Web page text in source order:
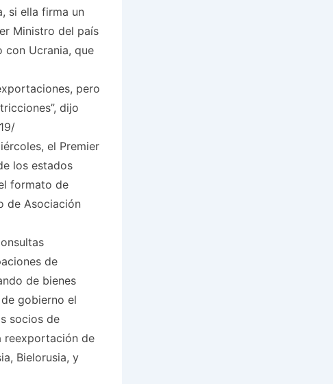
si ella firma un
Ministro del país
con Ucrania, que
pero
dijo
el Premier
los estados
formato de
de Asociación
de
de bienes
gobierno el
socios de
reexportación de
Bielorusia, y